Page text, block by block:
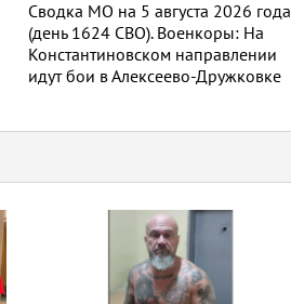
Сводка МО на 5 августа 2026 года
(день 1624 СВО). Военкоры: На
Константиновском направлении
идут бои в Алексеево-Дружковке